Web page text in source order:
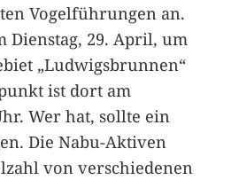
Vogelführungen an.
Dienstag, 29. April, um
„Ludwigsbrunnen“
ist dort am
Wer hat, sollte ein
Die Nabu-Aktiven
von verschiedenen